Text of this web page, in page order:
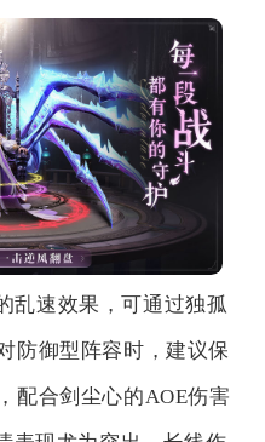
乱速效果，可通过独孤
防御型阵容时，建议保
配合剑尘心的AOE伤害